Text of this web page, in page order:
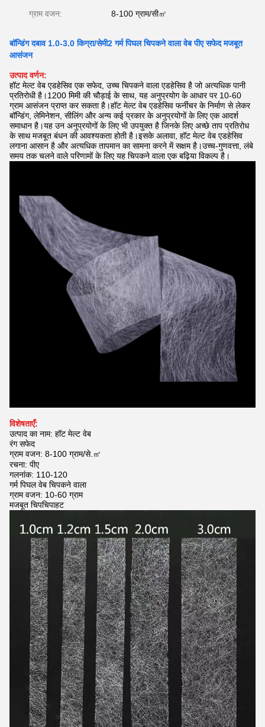
ग्राम वजन: 8-100 ग्राम/सी㎡
बॉन्डिंग दबाव 1.0-3.0 किग्रा/सेमी2 गर्म पिघल चिपकने वाला वेब पीए सफेद मजबूत
आसंजन
उत्पाद वर्णन:
हॉट मेल्ट वेब एडहेसिव एक सफेद, उच्च चिपकने वाला एडहेसिव है जो अत्यधिक पानी
प्रतिरोधी है।1200 मिमी की चौड़ाई के साथ, यह अनुप्रयोग के आधार पर 10-60
ग्राम आसंजन प्राप्त कर सकता है।हॉट मेल्ट वेब एडहेसिव फर्नीचर के निर्माण से लेकर
बॉन्डिंग, लेमिनेशन, सीलिंग और अन्य कई प्रकार के अनुप्रयोगों के लिए एक आदर्श
समाधान है।यह उन अनुप्रयोगों के लिए भी उपयुक्त है जिनके लिए अच्छे ताप प्रतिरोध
के साथ मजबूत बंधन की आवश्यकता होती है।इसके अलावा, हॉट मेल्ट वेब एडहेसिव
लगाना आसान है और अत्यधिक तापमान का सामना करने में सक्षम है।उच्च-गुणवत्ता, लंबे
समय तक चलने वाले परिणामों के लिए यह चिपकने वाला एक बढ़िया विकल्प है।
विशेषताएँ:
उत्पाद का नाम: हॉट मेल्ट वेब
रंग सफेद
ग्राम वजन: 8-100 ग्राम/से.㎡
रचना: पीए
गलनांक: 110-120
गर्म पिघल वेब चिपकने वाला
ग्राम वजन: 10-60 ग्राम
मजबूत चिपचिपाहट